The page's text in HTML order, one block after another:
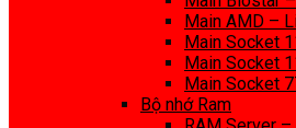
Main AMD –
Main Socket
Main Socket
Main Socket
Bộ nhớ Ram